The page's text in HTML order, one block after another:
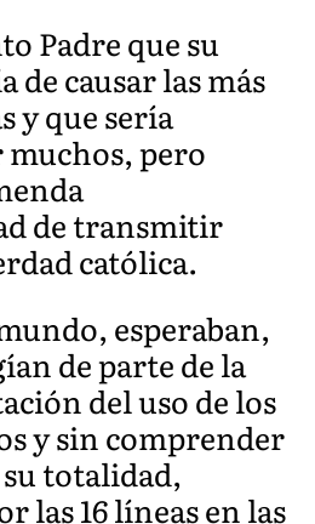
Padre que su
de causar las más
y que sería
pero
de transmitir
católica.
esperaban,
de parte de la
del uso de los
y sin comprender
totalidad,
las 16 líneas en las